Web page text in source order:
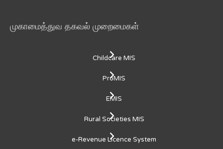
முகாமைத்துவ தகவல் முறைமைகள்
Childcare MIS
ProMIS
EMIS
Rural Societies MIS
e-Revenue Licence System